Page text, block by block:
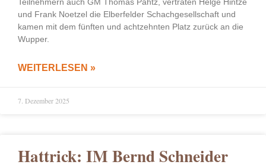
Teilnehmern auch GM Thomas Pähtz, vertraten Helge Hintze
und Frank Noetzel die Elberfelder Schachgesellschaft und
kamen mit dem fünften und achtzehnten Platz zurück an die
Wupper.
WEITERLESEN »
7. Dezember 2025
Hattrick: IM Bernd Schneider